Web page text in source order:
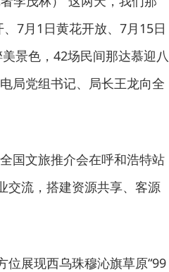
7月1日黄花开放、7月15日
景色，42场民间那达慕迎八
局党组书记、局长王龙向全
国文旅推介会在呼和浩特站
交流，搭建资源共享、客源
展现西乌珠穆沁旗草原“99